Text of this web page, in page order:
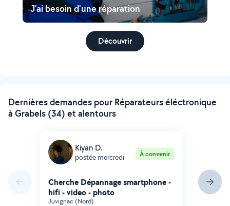
J'ai besoin d'une réparation
Découvrir
Dernières demandes pour Réparateurs éléctronique
à Grabels (34) et alentours
Kiyan D.
postée mercredi À convenir
Cherche Dépannage smartphone -
hifi - video - photo
Juvignac (Nord)